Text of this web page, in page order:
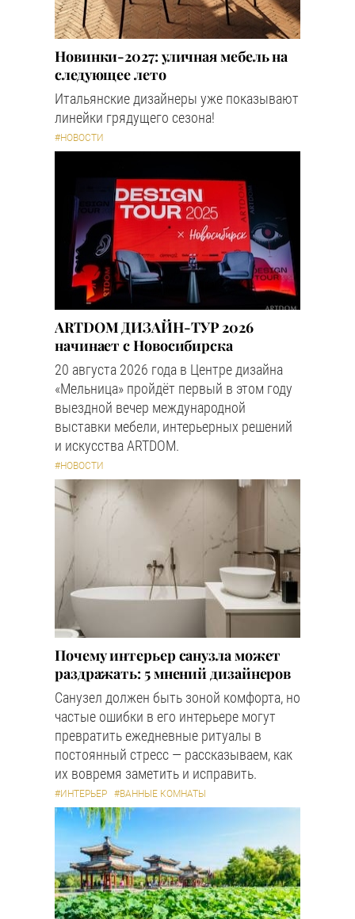
Новинки-2027: уличная мебель на
следующее лето
Итальянские дизайнеры уже показывают
линейки грядущего сезона!
#НОВОСТИ
ARTDOM ДИЗАЙН-ТУР 2026
начинает с Новосибирска
20 августа 2026 года в Центре дизайна
«Мельница» пройдёт первый в этом году
выездной вечер международной
выставки мебели, интерьерных решений
и искусства ARTDOM.
#НОВОСТИ
Почему интерьер санузла может
раздражать: 5 мнений дизайнеров
Санузел должен быть зоной комфорта, но
частые ошибки в его интерьере могут
превратить ежедневные ритуалы в
постоянный стресс — рассказываем, как
их вовремя заметить и исправить.
#ИНТЕРЬЕР #ВАННЫЕ КОМНАТЫ